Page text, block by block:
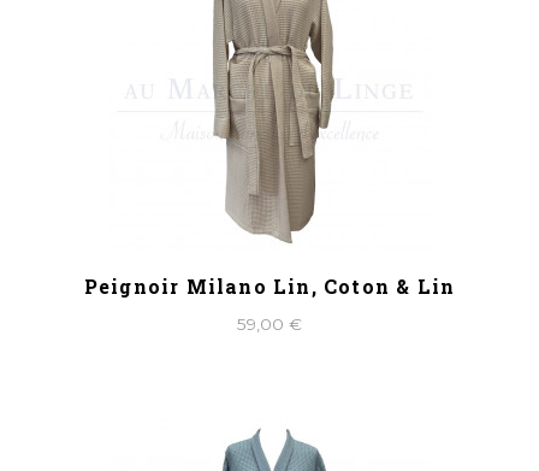
Peignoir Milano Lin, Coton & Lin
59,00 €